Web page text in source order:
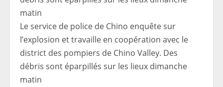
Le service de police de Chino enquête sur
l’explosion et travaille en coopération avec le
district des pompiers de Chino Valley. Des
débris sont éparpillés sur les lieux dimanche
matin